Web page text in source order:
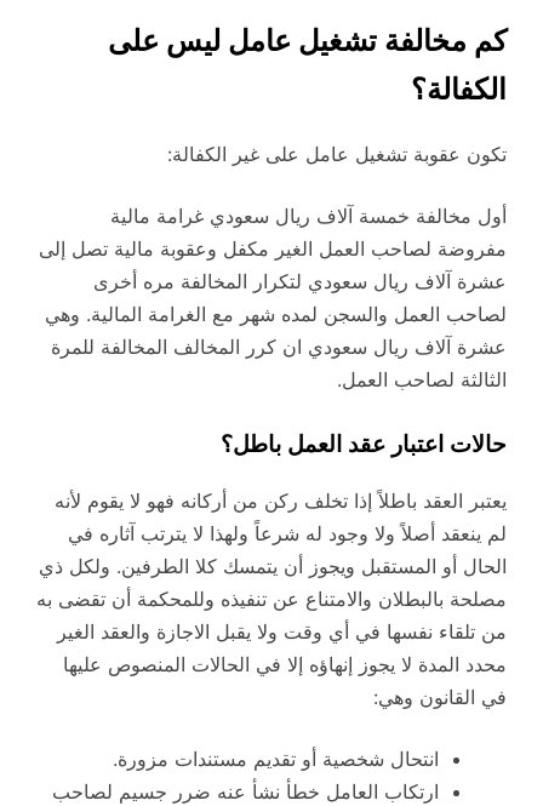
كم مخالفة تشغيل عامل ليس على
الكفالة؟
تكون عقوبة تشغيل عامل على غير الكفالة:
أول مخالفة خمسة آلاف ريال سعودي غرامة مالية
مفروضة لصاحب العمل الغير مكفل وعقوبة مالية تصل إلى
عشرة آلاف ريال سعودي لتكرار المخالفة مره أخرى
لصاحب العمل والسجن لمده شهر مع الغرامة المالية. وهي
عشرة آلاف ريال سعودي ان كرر المخالف المخالفة للمرة
الثالثة لصاحب العمل.
حالات اعتبار عقد العمل باطل؟
يعتبر العقد باطلاً إذا تخلف ركن من أركانه فهو لا يقوم لأنه
لم ينعقد أصلاً ولا وجود له شرعاً ولهذا لا يترتب آثاره في
الحال أو المستقبل ويجوز أن يتمسك كلا الطرفين. ولكل ذي
مصلحة بالبطلان والامتناع عن تنفيذه وللمحكمة أن تقضى به
من تلقاء نفسها في أي وقت ولا يقبل الاجازة والعقد الغير
محدد المدة لا يجوز إنهاؤه إلا في الحالات المنصوص عليها
في القانون وهي:
انتحال شخصية أو تقديم مستندات مزورة.
ارتكاب العامل خطأ نشأ عنه ضرر جسيم لصاحب